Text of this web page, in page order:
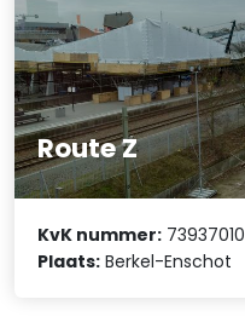
Route Z
KvK nummer: 73937010
Plaats: Berkel-Enschot